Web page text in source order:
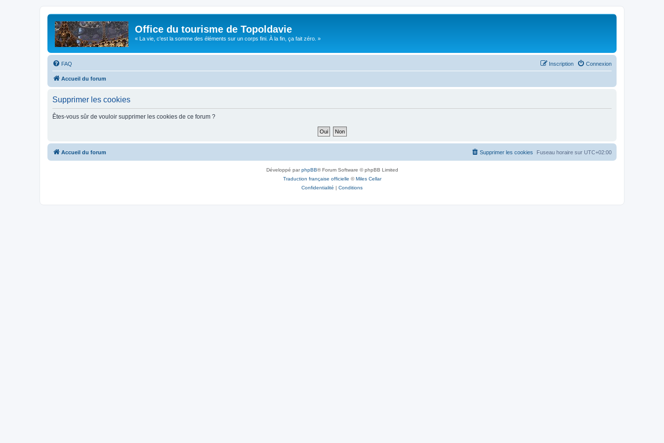
Office du tourisme de Topoldavie
« La vie, c'est la somme des éléments sur un corps fini. À la fin, ça fait zéro. »
FAQ Connexion
Inscription
Accueil du forum
Supprimer les cookies
Êtes-vous sûr de vouloir supprimer les cookies de ce forum ?
Accueil du forum Fuseau horaire sur UTC+02:00
Supprimer les cookies
Développé parphpBB® Forum Software © phpBB Limited
Traduction française officielle ©Miles Cellar
Confidentialité | Conditions